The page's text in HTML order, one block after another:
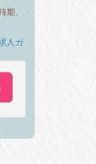
期、
人ガ